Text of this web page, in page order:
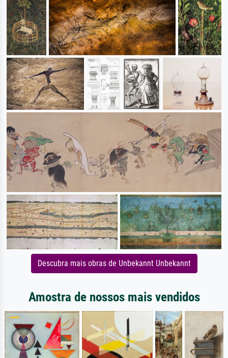
Descubra mais obras de Unbekannt Unbekannt
Amostra de nossos mais vendidos